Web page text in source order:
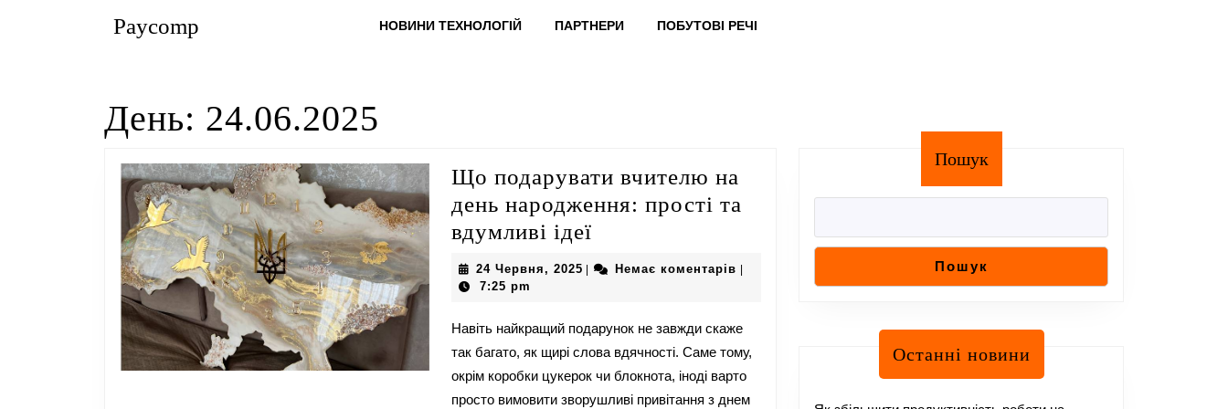
Paycomp НОВИНИ ТЕХНОЛОГІЙ ПАРТНЕРИ ПОБУТОВІ РЕЧІ
День: 24.06.2025
Що подарувати вчителю на
день народження: прості та
вдумливі ідеї
подарувати
день
народження:
прості
24 Червня, 2025 24
Немає коментарів
7:25 pm
Навіть найкращий подарунок не завжди скаже
так багато, як щирі слова вдячності. Саме тому,
окрім коробки цукерок чи блокнота, іноді варто
просто вимовити зворушливі привітання з днем
Пошук
Пошук
Останні новини